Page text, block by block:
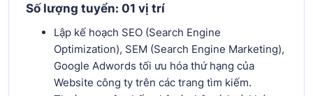
Số lượng tuyển: 01 vị trí
Lập kế hoạch SEO (Search Engine
Optimization), SEM (Search Engine Marketing),
Google Adwords tối ưu hóa thứ hạng của
Website công ty trên các trang tìm kiếm.